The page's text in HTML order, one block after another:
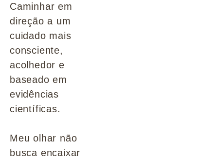
Caminhar em
direção a um
cuidado mais
consciente,
acolhedor e
baseado em
evidências
científicas.
Meu olhar não
busca encaixar